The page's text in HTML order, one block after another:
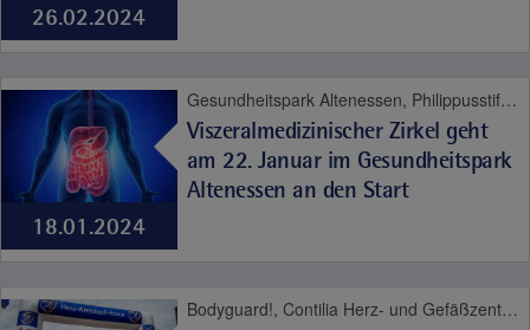
26.02.2024
18.01.2024
Gesundheitspark Altenessen, Philippusstift, Viszeralmedizin
Viszeralmedizinischer Zirkel geht
am 22. Januar im Gesundheitspark
Altenessen an den Start
Bodyguard!, Contilia Herz- und Gefäßzentrum, Contilia Pflege und Betreuung, Elisabeth-Krankenhaus Essen, Fachklinik Kamillushaus Heidhausen, Franziskushaus, Geriatrie-Zentrum Haus Berge, Gesundheitspark Altenessen, Haus Berge, Katholische Kliniken Ruhrhalbinsel, Philippusstift, Praxis am Grillo-Theater, SPORTZ - Medizinisches Gerätetraining, Sportz Am Uhlenkrug, St. Elisabeth-Krankenhaus Niederwenigern, St. Josef-Krankenhaus Kupferdreh, St. Marien-Hospital Mülheim an der Ruhr, Theaterpassage, Therapie und Reha Kupferdreh, Bewegungsapparat, Contilia, Herz und Gefäße